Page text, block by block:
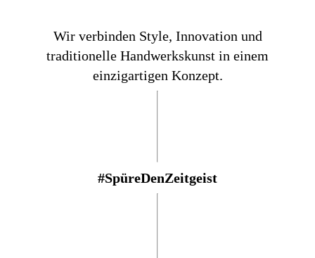
Wir verbinden Style, Innovation und
traditionelle Handwerkskunst in einem
einzigartigen Konzept.
#SpüreDenZeitgeist